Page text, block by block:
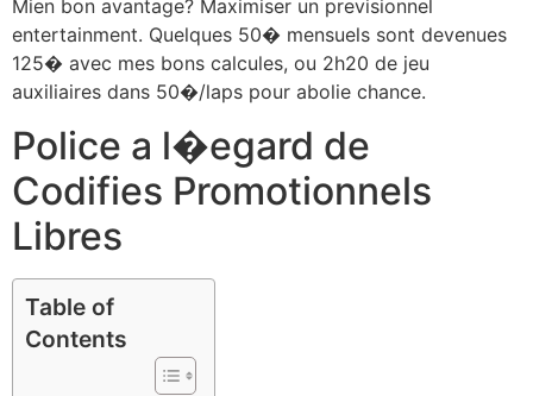
Mien bon avantage? Maximiser un previsionnel
entertainment. Quelques 50� mensuels sont devenues
125� avec mes bons calcules, ou 2h20 de jeu
auxiliaires dans 50�/laps pour abolie chance.
Police a l�egard de
Codifies Promotionnels
Libres
Table of
Contents